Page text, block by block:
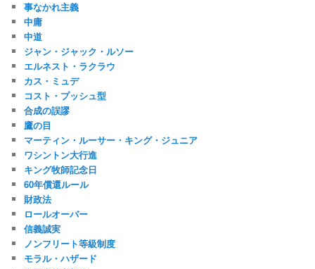
事なかれ主義
中庸
中道
ジャン・ジャック・ルソー
エルネスト・ラクラウ
カス・ミュデ
コスト・プッシュ型
合成の誤謬
鷹の目
マーティン・ルーサー・キング・ジュニア
ワシントン大行進
キング牧師記念日
60年償還ルール
財政法
ロールオーバー
信義誠実
ノンフリート等級制度
モラル・ハザード